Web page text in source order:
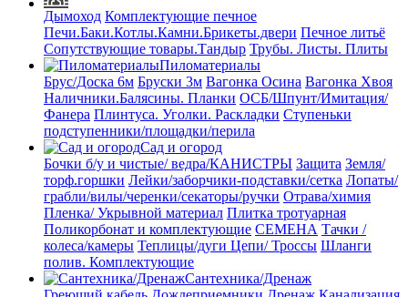
Дымоход Комплектующие печное
Печи.Баки.Котлы.Камни.Брикеты.двери Печное литьё
Сопутствующие товары.Тандыр Трубы. Листы. Плиты
Пиломатериалы
Брус/Доска 6м Бруски 3м Вагонка Осина Вагонка Хвоя
Наличники.Балясины. Планки ОСБ/Шпунт/Имитация/
Фанера Плинтуса. Уголки. Раскладки Ступеньки
подступенники/площадки/перила
Сад и огород
Бочки б/у и чистые/ ведра/КАНИСТРЫ Защита Земля/
торф.горшки Лейки/заборчики-подставки/сетка Лопаты/
грабли/вилы/черенки/секаторы/ручки Отрава/химия
Пленка/ Укрывной материал Плитка тротуарная
Поликорбонат и комплектующие СЕМЕНА Тачки /
колеса/камеры Теплицы/дуги Цепи/ Троссы Шланги
полив. Комплектующие
Сантехника/Дренаж